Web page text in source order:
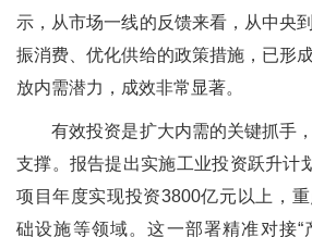
示，从市场一线的反馈来看，从中央
振消费、优化供给的政策措施，已形
放内需潜力，成效非常显著。
有效投资是扩大内需的关键抓手，
支撑。报告提出实施工业投资跃升计
项目年度实现投资3800亿元以上，
础设施等领域。这一部署精准对接“